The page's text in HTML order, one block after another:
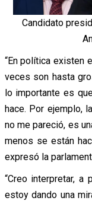
Candidato
“En política existen
veces son hasta
lo importante es
hace. Por ejemplo,
no me pareció, es
menos se están
expresó la
“Creo interpretar,
estoy dando una